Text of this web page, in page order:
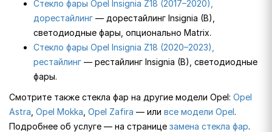
Стекло фары Opel Insignia Z18 (2017–2020),
дорестайлинг — дорестайлинг Insignia (B),
светодиодные фары, опционально Matrix.
Стекло фары Opel Insignia Z18 (2020–2023),
рестайлинг — рестайлинг Insignia (B), светодиодные
фары.
Смотрите также стекла фар на другие модели Opel: Opel
Astra Opel Mokka Opel Zafira — или все модели Opel.
Подробнее об услуге — на странице замена стекла фар.